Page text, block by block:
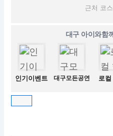
근처 코
대구 아이와함
인기이벤트 대구모든공연 로